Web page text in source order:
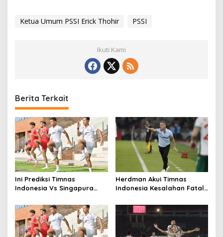
Ketua Umum PSSI Erick Thohir PSSI
Ikuti Kami
Berita Terkait
Ini Prediksi Timnas
Indonesia Vs Singapura
Herdman Akui Timnas
Indonesia Kesalahan Fatal
Sebabnya